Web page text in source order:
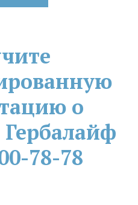
о
78-78